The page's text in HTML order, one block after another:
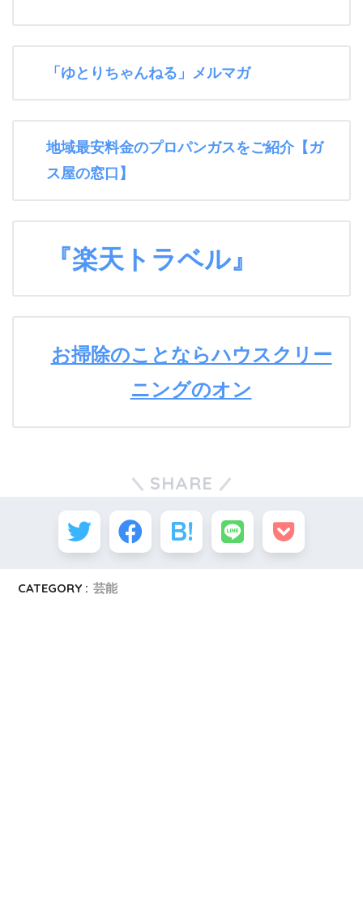
「ゆとりちゃんねる」メルマガ
地域最安料金のプロパンガスをご紹介【ガ
ス屋の窓口】
『楽天トラベル』
お掃除のことならハウスクリー
ニングのオン
SHARE
CATEGORY : 芸能